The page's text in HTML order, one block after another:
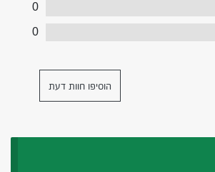
0
0
הוסיפו חוות דעת